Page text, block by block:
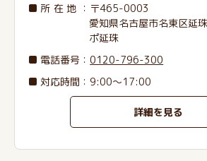
所在地 ：〒465-0003
愛知県名古屋市名東区延
ポ延珠
電話番号 ：0120-796-300
対応時間：9:00～17:00
詳細を見る